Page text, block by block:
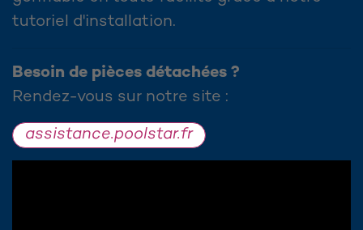
tutoriel d'installation.
Besoin de pièces détachées ?
Rendez-vous sur notre site :
assistance.poolstar.fr